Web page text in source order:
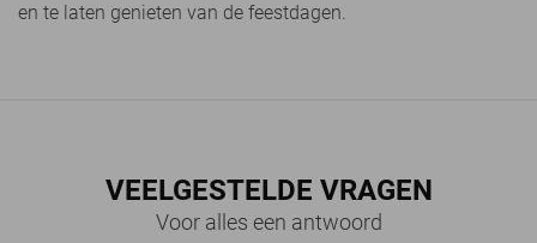
en te laten genieten van de feestdagen.
VEELGESTELDE VRAGEN
Voor alles een antwoord